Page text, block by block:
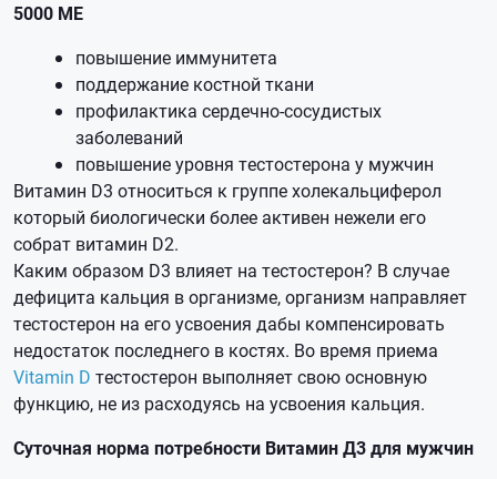
5000 ME
повышение иммунитета
поддержание костной ткани
профилактика сердечно-сосудистых
заболеваний
повышение уровня тестостерона у мужчин
Витамин D3 относиться к группе холекальциферол
который биологически более активен нежели его
собрат витамин D2.
Каким образом D3 влияет на тестостерон? В случае
дефицита кальция в организме, организм направляет
тестостерон на его усвоения дабы компенсировать
недостаток последнего в костях. Во время приема
Vitamin D тестостерон выполняет свою основную
функцию, не из расходуясь на усвоения кальция.
Суточная норма потребности Витамин Д3 для мужчин